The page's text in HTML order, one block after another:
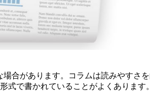
場合があります。コラムは読みやすさ
式で書かれていることがよくあります。